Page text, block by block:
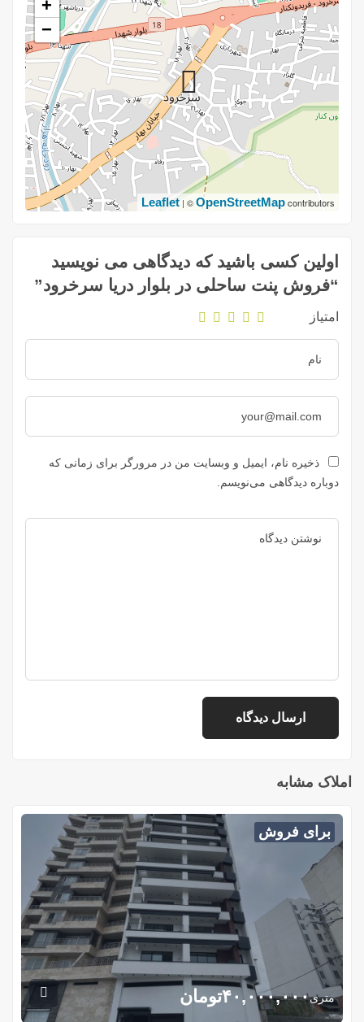
+
−
Leaflet | ©OpenStreetMapcontributors
اولین کسی باشید که دیدگاهی می نویسید
“فروش پنت ساحلی در بلوار دریا سرخرود”
امتیاز
ذخیره نام، ایمیل و وبسایت من در مرورگر برای زمانی که
دوباره دیدگاهی می‌نویسم.
املاک مشابه
برای فروش
متری۴۰,۰۰۰,۰۰۰تومان